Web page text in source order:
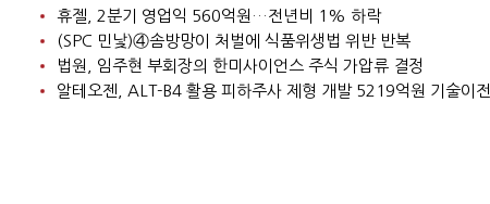
휴젤, 2분기 영업익 560억원…전년비 1% 하락
(SPC 민낯)④솜방망이 처벌에 식품위생법 위반 반복
법원, 임주현 부회장의 한미사이언스 주식 가압류 결정
알테오젠, ALT-B4 활용 피하주사 제형 개발 5219억원 기술이전